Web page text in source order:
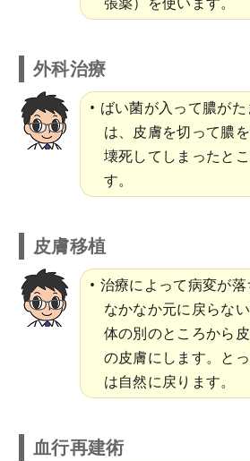
外科治療
ばい菌が入って膿が
は、皮膚を切って膿
壊死してしまったと
す。
皮膚移植
治療によって病変が
なかなか元に戻らな
体の別のところから
の皮膚にします。と
は自然に戻ります。
血行再建術